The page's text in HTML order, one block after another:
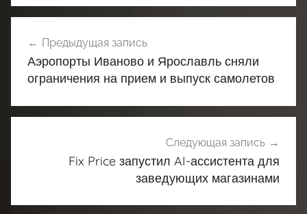
по
записям
Предыдущая запись
Аэропорты Иваново и Ярославль сняли
ограничения на прием и выпуск самолетов
Следующая запись
Fix Price запустил AI-ассистента для
заведующих магазинами